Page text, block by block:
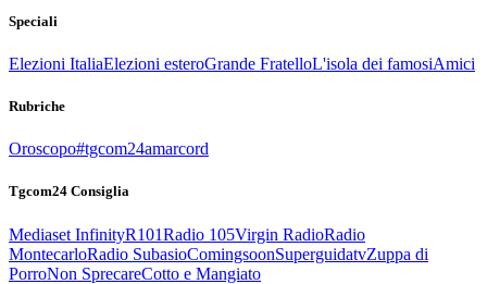
Speciali
Elezioni ItaliaElezioni esteroGrande FratelloL'isola dei famosiAmici
Rubriche
Oroscopo#tgcom24amarcord
Tgcom24 Consiglia
Mediaset InfinityR101Radio 105Virgin RadioRadio
MontecarloRadio SubasioComingsoonSuperguidatvZuppa di
PorroNon SprecareCotto e Mangiato